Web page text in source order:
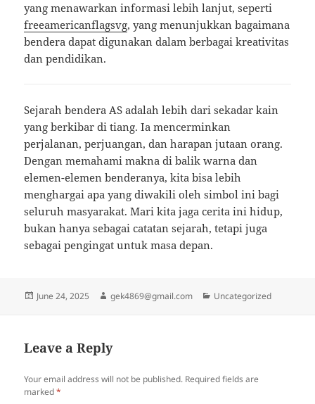
yang menawarkan informasi lebih lanjut, seperti
freeamericanflagsvg, yang menunjukkan bagaimana
bendera dapat digunakan dalam berbagai kreativitas
dan pendidikan.
Sejarah bendera AS adalah lebih dari sekadar kain
yang berkibar di tiang. Ia mencerminkan
perjalanan, perjuangan, dan harapan jutaan orang.
Dengan memahami makna di balik warna dan
elemen-elemen benderanya, kita bisa lebih
menghargai apa yang diwakili oleh simbol ini bagi
seluruh masyarakat. Mari kita jaga cerita ini hidup,
bukan hanya sebagai catatan sejarah, tetapi juga
sebagai pengingat untuk masa depan.
Posted
June 24, 2025 Author
gek4869@gmail.com Categories
Uncategorized
Leave a Reply
Your email address will not be published. Required fields are
marked*